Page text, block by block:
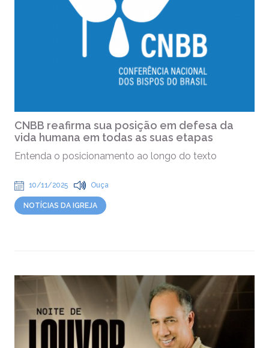
CNBB reafirma sua posição em defesa da
vida humana em todas as suas etapas
Entenda o posicionamento ao longo do texto
10/11/2025 Ouça
NOTÍCIAS DA IGREJA